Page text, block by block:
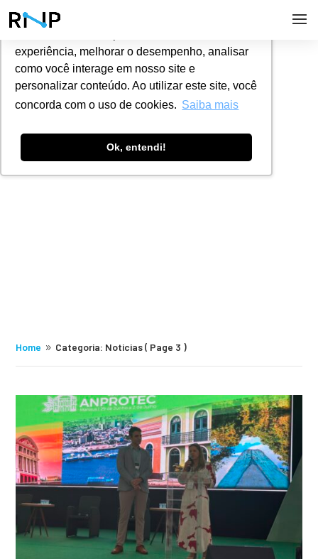
experiência, melhorar o desempenho, analisar
como você interage em nosso site e
personalizar conteúdo. Ao utilizar este site, você
concorda com o uso de cookies. Saiba mais
Ok, entendi!
Noticias
Home 9 Categoria: Noticias( Page 3 )